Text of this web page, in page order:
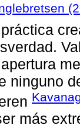
ninguno
más